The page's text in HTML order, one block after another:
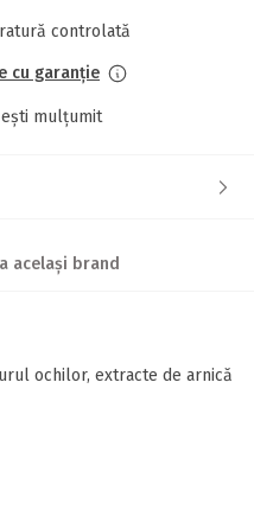
controlată
cu garanție
ești mulțumit
același brand
ochilor, extracte de arnică